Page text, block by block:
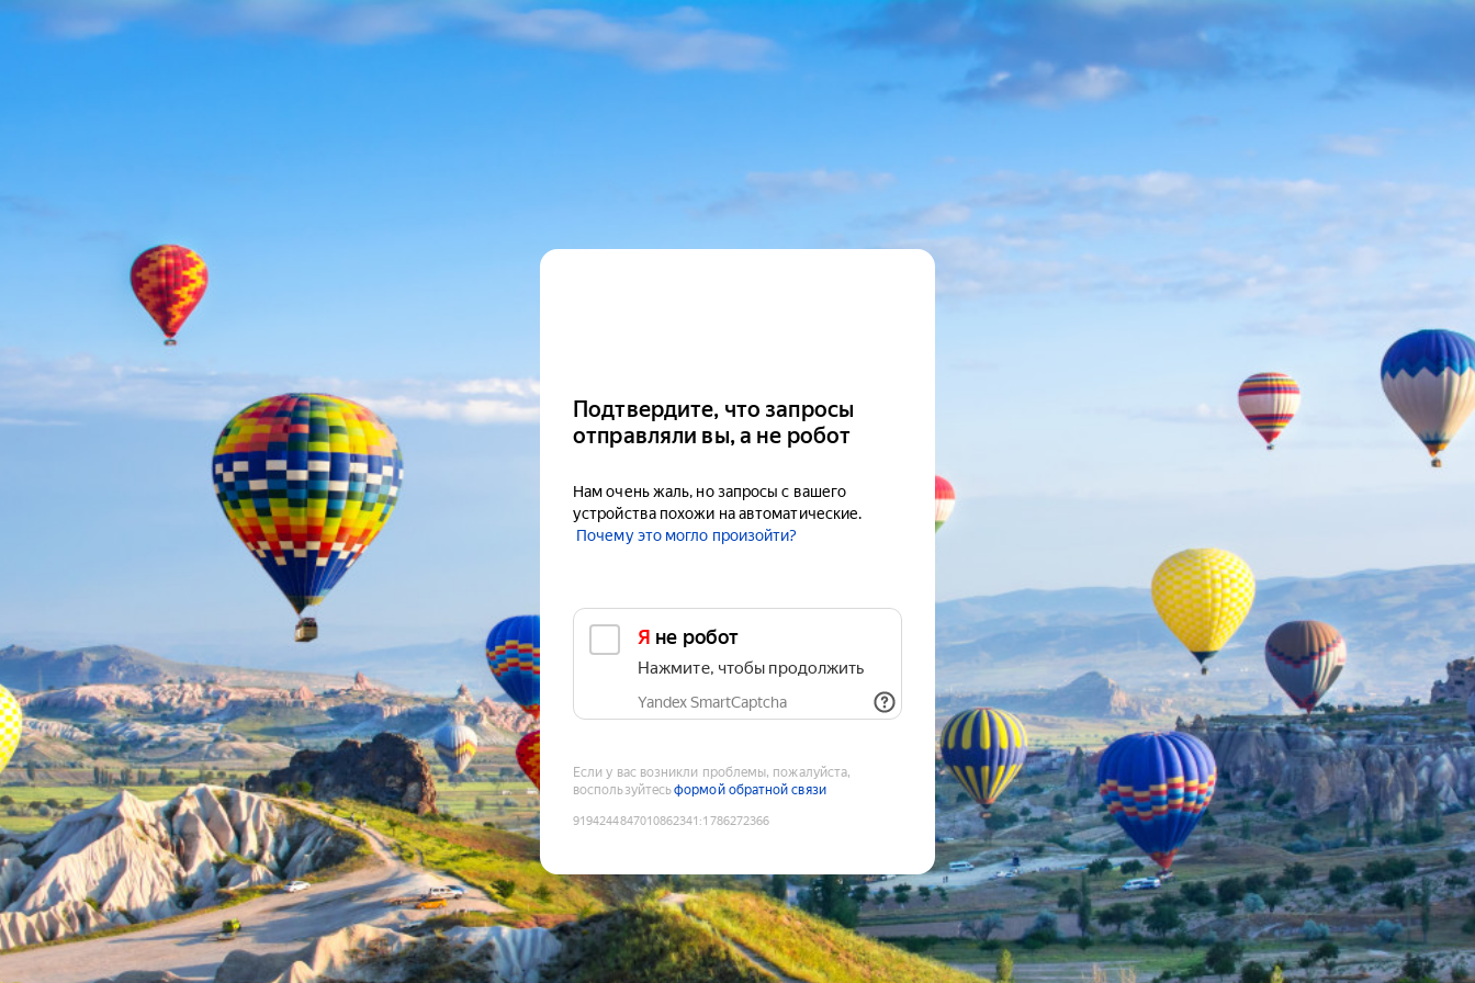
Подтвердите, что запросы
отправляли вы, а не робот
Нам очень жаль, но запросы с вашего
устройства похожи на автоматические.
Почему это могло произойти?
Я не робот
Нажмите, чтобы продолжить
Yandex SmartCaptcha
Если у вас возникли проблемы, пожалуйста,
воспользуйтесьформой обратной связи
9194244847010862341 :1786272366